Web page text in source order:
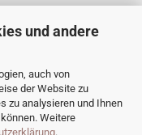
und andere
auch von
der Website zu
zu analysieren und Ihnen
Weitere
.